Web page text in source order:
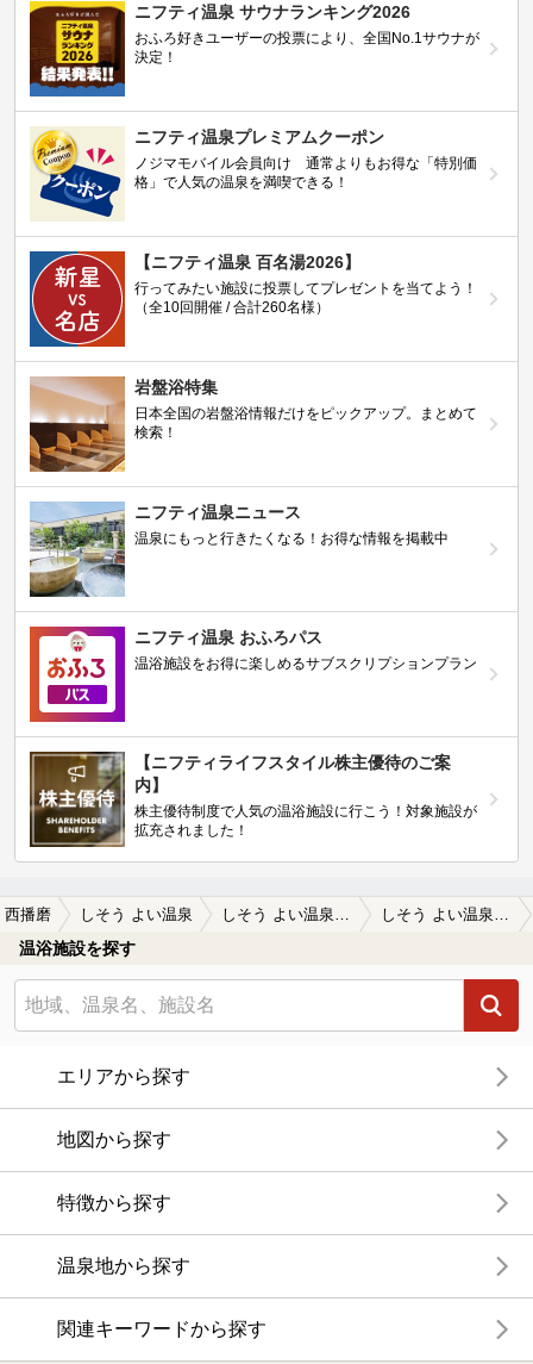
ニフティ温泉 サウナランキング2026
おふろ好きユーザーの投票により、全国No.1サウナが
決定！
ニフティ温泉プレミアムクーポン
ノジマモバイル会員向け 通常よりもお得な「特別価
格」で人気の温泉を満喫できる！
【ニフティ温泉 百名湯2026】
行ってみたい施設に投票してプレゼントを当てよう！
（全10回開催 / 合計260名様）
岩盤浴特集
日本全国の岩盤浴情報だけをピックアップ。まとめて
検索！
ニフティ温泉ニュース
温泉にもっと行きたくなる！お得な情報を掲載中
ニフティ温泉 おふろパス
温浴施設をお得に楽しめるサブスクリプションプラン
【ニフティライフスタイル株主優待のご案
内】
株主優待制度で人気の温浴施設に行こう！対象施設が
拡充されました！
西播磨 しそう よい温泉
温浴施設を探す
エリアから探す
地図から探す
特徴から探す
温泉地から探す
関連キーワードから探す